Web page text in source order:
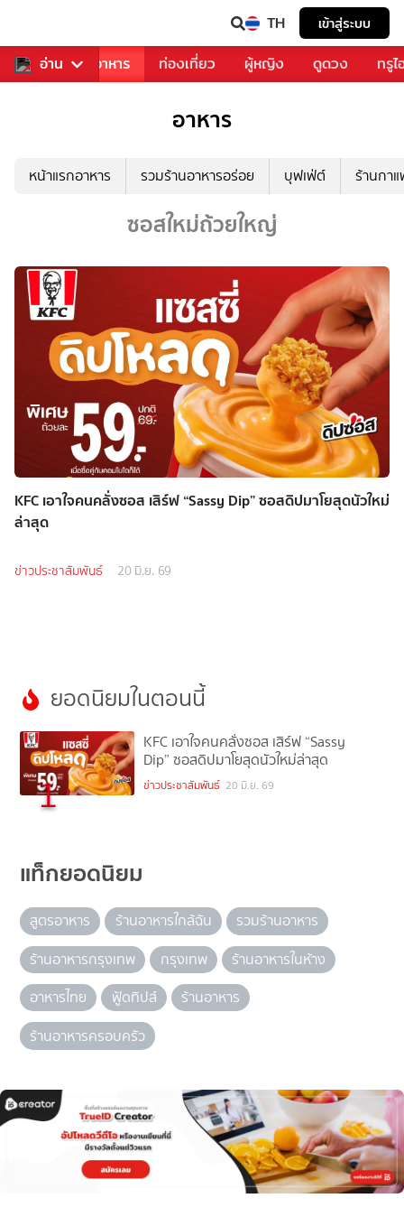
TH เข้าสู่ระบบ
อ่าน
การเพลง อาหาร ท่องเที่ยว ผู้หญิง ดูดวง ทรู
อาหาร
หน้าแรกอาหาร รวมร้านอาหารอร่อย บุฟเฟ่ต์ ร้านกา
ซอสใหม่ถ้วยใหญ่
KFC เอาใจคนคลั่งซอส เสิร์ฟ “Sassy Dip” ซอสดิปมาโยสุดนัวใหม่
ล่าสุด
ข่าวประชาสัมพันธ์ 20 มิ.ย. 69
ยอดนิยมในตอนนี้
1
KFC เอาใจคนคลั่งซอส เสิร์ฟ “Sassy
Dip” ซอสดิปมาโยสุดนัวใหม่ล่าสุด
ข่าวประชาสัมพันธ์ 20 มิ.ย. 69
แท็กยอดนิยม
สูตรอาหาร ร้านอาหารใกล้ฉัน
รวมร้านอาหาร
ร้านอาหารกรุงเทพ
กรุงเทพ
ร้านอาหารในห้าง
อาหารไทย
ฟู้ดทิปส์
ร้านอาหาร
ร้านอาหารครอบครัว